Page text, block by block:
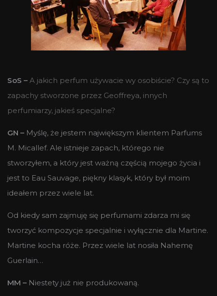
SoS – A jakich perfum używacie wy osobiście? Czy są to
zapachy stworzone przez Geoffreya, innych
perfumiarzy, jakieś specjalne?
GN – Myślę, że jestem największym klientem Parfums
M. Micallef. Ale istnieje zapach, którego nie
stworzyłem, a który jest ważną częścią mojego życia i
jest to Eau Sauvage, piękny klasyk, który był moim
ideałem przez wiele lat.
Od kiedy sam zajmuję się perfumami zdarza mi się
tworzyć kompozycje specjalnie i wyłącznie dla Martine.
Martine kocha róże. Przez wiele lat nosiła Nahemę
Guerlain…
MM – Niestety już nie produkowaną.